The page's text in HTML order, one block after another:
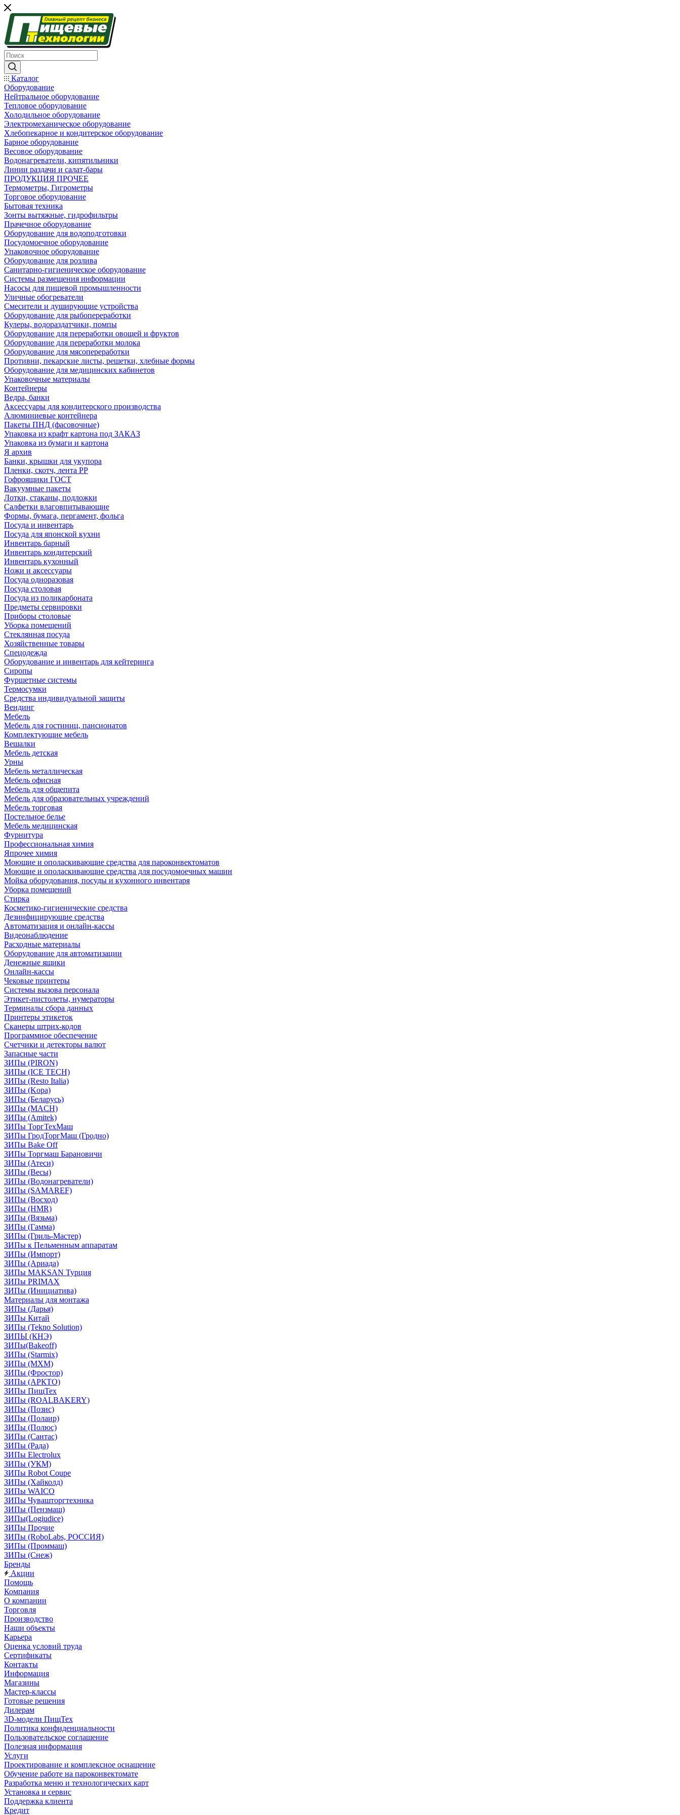
Каталог
Оборудование
Нейтральное оборудование
Тепловое оборудование
Холодильное оборудование
Электромеханическое оборудование
Хлебопекарное и кондитерское оборудование
Барное оборудование
Весовое оборудование
Водонагреватели, кипятильники
Линии раздачи и салат-бары
ПРОДУКЦИЯ ПРОЧЕЕ
Термометры, Гигрометры
Торговое оборудование
Бытовая техника
Зонты вытяжные, гидрофильтры
Прачечное оборудование
Оборудование для водоподготовки
Посудомоечное оборудование
Упаковочное оборудование
Оборудование для розлива
Санитарно-гигиеническое оборудование
Системы размещения информации
Насосы для пищевой промышленности
Уличные обогреватели
Смесители и душирующие устройства
Оборудование для рыбопереработки
Кулеры, водораздатчики, помпы
Оборудование для переработки овощей и фруктов
Оборудование для переработки молока
Оборудование для мясопереработки
Противни, пекарские листы, решетки, хлебные формы
Оборудование для медицинских кабинетов
Упаковочные материалы
Контейнеры
Ведра, банки
Аксессуары для кондитерского производства
Алюминиевые контейнера
Пакеты ПНД (фасовочные)
Упаковка из крафт картона под ЗАКАЗ
Упаковка из бумаги и картона
Я архив
Банки, крышки для укупора
Пленки, скотч, лента РР
Гофроящики ГОСТ
Вакуумные пакеты
Лотки, стаканы, подложки
Салфетки влаговпитывающие
Формы, бумага, пергамент, фольга
Посуда и инвентарь
Посуда для японской кухни
Инвентарь барный
Инвентарь кондитерский
Инвентарь кухонный
Ножи и аксессуары
Посуда одноразовая
Посуда столовая
Посуда из поликарбоната
Предметы сервировки
Приборы столовые
Уборка помещений
Стеклянная посуда
Хозяйственные товары
Спецодежда
Оборудование и инвентарь для кейтеринга
Сиропы
Фуршетные системы
Термосумки
Средства индивидуальной защиты
Вендинг
Мебель
Мебель для гостиниц, пансионатов
Комплектующие мебель
Вешалки
Мебель детская
Урны
Мебель металлическая
Мебель офисная
Мебель для общепита
Мебель для образовательных учреждений
Мебель торговая
Постельное белье
Мебель медицинская
Фурнитура
Профессиональная химия
Япрочее химия
Моющие и ополаскивающие средства для пароконвектоматов
Моющие и ополаскивающие средства для посудомоечных машин
Мойка оборудования, посуды и кухонного инвентаря
Уборка помещений
Стирка
Косметико-гигиенические средства
Дезинфицирующие средства
Автоматизация и онлайн-кассы
Видеонаблюдение
Расходные материалы
Оборудование для автоматизации
Денежные ящики
Онлайн-кассы
Чековые принтеры
Системы вызова персонала
Этикет-пистолеты, нумераторы
Терминалы сбора данных
Принтеры этикеток
Сканеры штрих-кодов
Программное обеспечение
Счетчики и детекторы валют
Запасные части
ЗИПы (PIRON)
ЗИПы (ICE TECH)
ЗИПы (Resto Italia)
ЗИПы (Kopa)
ЗИПы (Беларусь)
ЗИПы (MACH)
ЗИПы (Amitek)
ЗИПы ТоргТехМаш
ЗИПы ГродТоргМаш (Гродно)
ЗИПы Bake Off
ЗИПы Торгмаш Барановичи
ЗИПы (Атеси)
ЗИПы (Весы)
ЗИПы (Водонагреватели)
ЗИПы (SAMAREF)
ЗИПы (Восход)
ЗИПы (HMR)
ЗИПы (Вязьма)
ЗИПы (Гамма)
ЗИПы (Гриль-Мастер)
ЗИПы к Пельменным аппаратам
ЗИПы (Импорт)
ЗИПы (Ариада)
ЗИПы MAKSAN Турция
ЗИПы PRIMAX
ЗИПы (Инициатива)
Материалы для монтажа
ЗИПы (Дарья)
ЗИПы Китай
ЗИПы (Tekno Solution)
ЗИПЫ (КНЭ)
ЗИПы(Bakeoff)
ЗИПы (Starmix)
ЗИПы (МХМ)
ЗИПы (Фростор)
ЗИПы (АРКТО)
ЗИПы ПищТех
ЗИПы (ROALBAKERY)
ЗИПы (Позис)
ЗИПы (Полаир)
ЗИПы (Полюс)
ЗИПы (Сантас)
ЗИПы (Рада)
ЗИПы Electrolux
ЗИПы (УКМ)
ЗИПы Robot Coupe
ЗИПы (Хайколд)
ЗИПы WAICO
ЗИПы Чувашторгтехника
ЗИПы (Пензмаш)
ЗИПы(Logiudice)
ЗИПы Прочие
ЗИПы (RoboLabs, РОССИЯ)
ЗИПы (Проммаш)
ЗИПы (Снеж)
Бренды
Акции
Помощь
Компания
О компании
Торговля
Производство
Наши объекты
Карьера
Оценка условий труда
Сертификаты
Контакты
Информация
Магазины
Мастер-классы
Готовые решения
Дилерам
3D-модели ПищТех
Политика конфиденциальности
Пользовательское соглашение
Полезная информация
Услуги
Проектирование и комплексное оснащение
Обучение работе на пароконвектомате
Разработка меню и технологических карт
Установка и сервис
Поддержка клиента
Кредит